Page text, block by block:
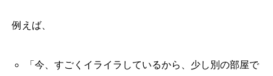
例えば、
「今、すごくイライラしているから、少し別の部屋で